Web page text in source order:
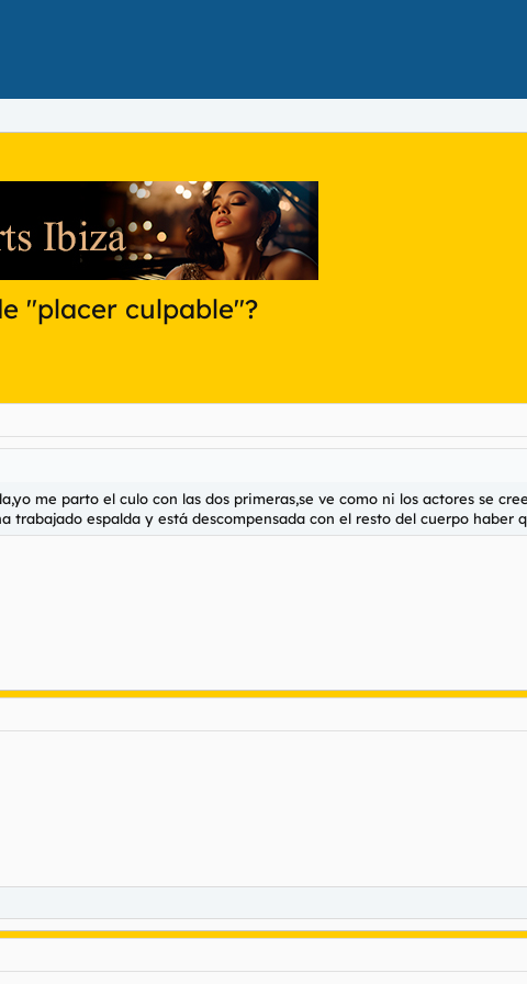
"placer culpable"?
me parto el culo con las dos primeras,se ve como ni los actores se
trabajado espalda y está descompensada con el resto del cuerpo haber